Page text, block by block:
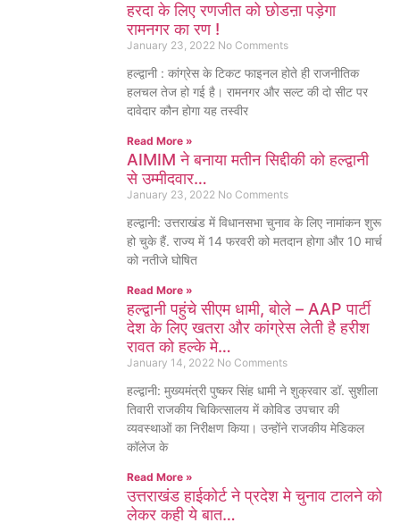
हरदा के लिए रणजीत को छोडऩा पड़ेगा
रामनगर का रण !
January 23, 2022 No Comments
हल्द्वानी : कांग्रेस के टिकट फाइनल होते ही राजनीतिक
हलचल तेज हो गई है। रामनगर और सल्ट की दो सीट पर
दावेदार कौन होगा यह तस्वीर
Read More »
AIMIM ने बनाया मतीन सिद्दीकी को हल्द्वानी
से उम्मीदवार…
January 23, 2022 No Comments
हल्द्वानी: उत्तराखंड में विधानसभा चुनाव के लिए नामांकन शुरू
हो चुके हैं. राज्य में 14 फरवरी को मतदान होगा और 10 मार्च
को नतीजे घोषित
Read More »
हल्द्वानी पहुंचे सीएम धामी, बोले – AAP पार्टी
देश के लिए खतरा और कांग्रेस लेती है हरीश
रावत को हल्के मे…
January 14, 2022 No Comments
हल्द्वानी: मुख्यमंत्री पुष्कर सिंह धामी ने शुक्रवार डॉ. सुशीला
तिवारी राजकीय चिकित्सालय में कोविड उपचार की
व्यवस्थाओं का निरीक्षण किया। उन्होंने राजकीय मेडिकल
कॉलेज के
Read More »
उत्तराखंड हाईकोर्ट ने प्रदेश मे चुनाव टालने को
लेकर कही ये बात…